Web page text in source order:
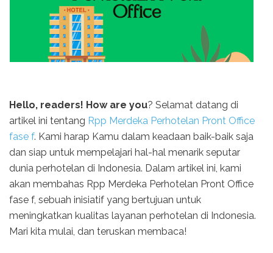
Hello, readers! How are you? Selamat datang di
artikel ini tentang Rpp Merdeka Perhotelan Pront Office
fase f. Kami harap Kamu dalam keadaan baik-baik saja
dan siap untuk mempelajari hal-hal menarik seputar
dunia perhotelan di Indonesia. Dalam artikel ini, kami
akan membahas Rpp Merdeka Perhotelan Pront Office
fase f, sebuah inisiatif yang bertujuan untuk
meningkatkan kualitas layanan perhotelan di Indonesia.
Mari kita mulai, dan teruskan membaca!